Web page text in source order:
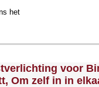
het
MakeFullWidth17 --><!-- MakeFullWidth18 --><!-- MakeFullWidth19 -->
voor
Om zelf in in